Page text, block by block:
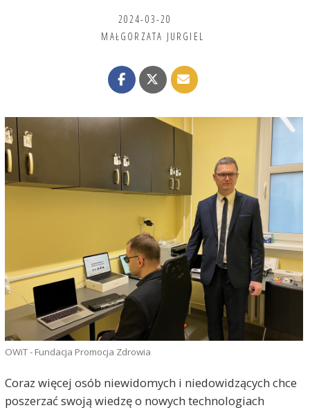
2024-03-20
MAŁGORZATA JURGIEL
OWiT - Fundacja Promocja Zdrowia
Coraz więcej osób niewidomych i niedowidzących chce
poszerzać swoją wiedzę o nowych technologiach